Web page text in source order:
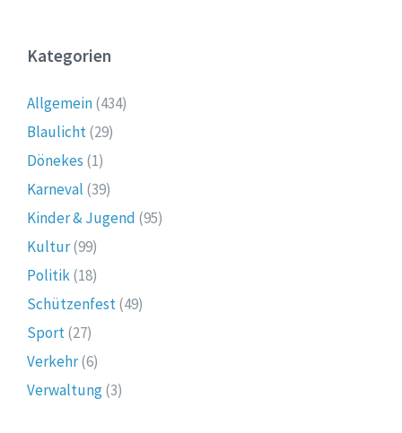
Kategorien
Allgemein(434)
Blaulicht(29)
Dönekes (1)
Karneval (39)
Kinder & Jugend (95)
Kultur(99)
Politik(18)
Schützenfest(49)
Sport(27)
Verkehr(6)
Verwaltung(3)